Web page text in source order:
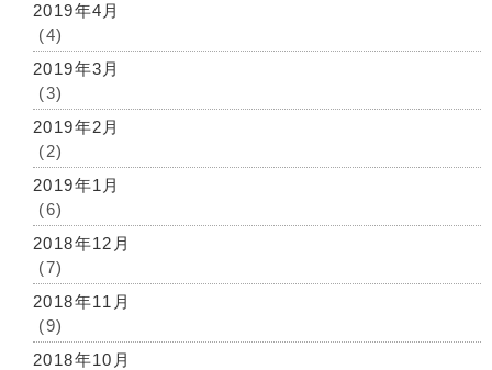
2019年4月
(4)
2019年3月
(3)
2019年2月
(2)
2019年1月
(6)
2018年12月
(7)
2018年11月
(9)
2018年10月